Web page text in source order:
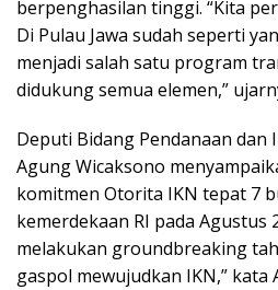
berpenghasilan tinggi. “Kita
Di Pulau Jawa sudah seperti
menjadi salah satu program
didukung semua elemen,”
Deputi Bidang Pendanaan dan
Agung Wicaksono
komitmen Otorita IKN tepat 7
kemerdekaan RI pada Agustus
melakukan groundbreaking
gaspol mewujudkan IKN,” kata